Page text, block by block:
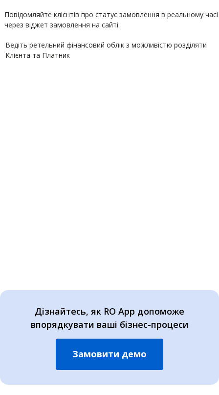
Повідомляйте клієнтів про статус замовлення в реальному часі
через віджет замовлення на сайті
Ведіть ретельний фінансовий облік з можливістю розділяти
Клієнта та Платник
Дізнайтесь, як RO App допоможе
впорядкувати ваші бізнес-процеси
Замовити демо